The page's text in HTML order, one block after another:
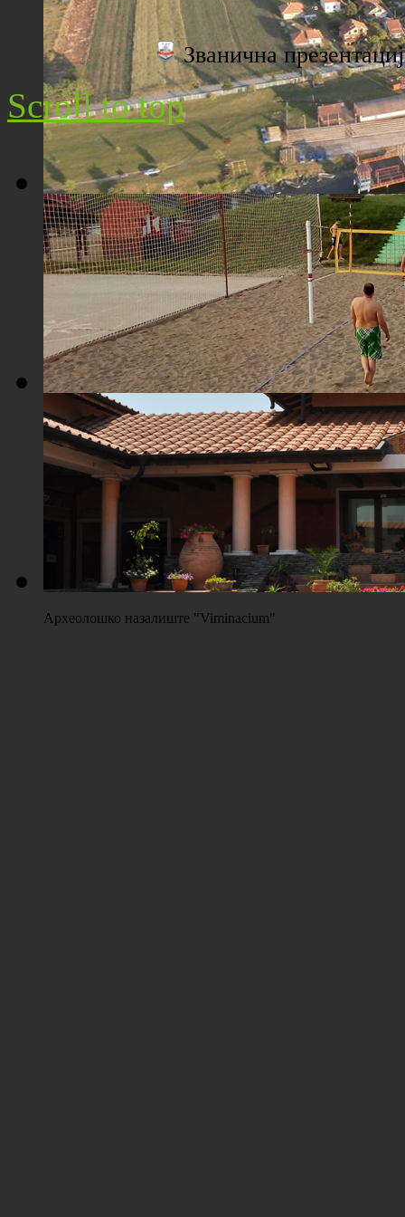
Плажа "Топољар" - Поглед са торња
Плажа "Топољар" - Поглед из ваздуха
Плажа "Топољар" - Терени на песку
Археолошко назалиште "Viminacium"
Званична
Scroll to top